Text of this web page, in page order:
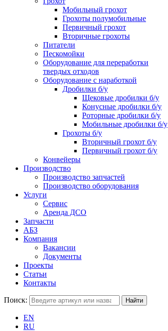
Мобильный грохот
Грохоты полумобильные
Первичный грохот
Вторичные грохоты
Питатели
Пескомойки
Оборудование для переработки
твердых отходов
Оборудование с наработкой
Дробилки б/у
Щековые дробилки б/у
Конусные дробилки б/у
Роторные дробилки б/у
Мобильные дробилки б/у
Грохоты б/у
Вторичный грохот б/у
Первичный грохот б/у
Конвейеры
Производство
Производство запчастей
Производство оборудования
Услуги
Сервис
Аренда ДСО
Запчасти
АБЗ
Компания
Вакансии
Документы
Проекты
Статьи
Контакты
Поиск:
EN
RU